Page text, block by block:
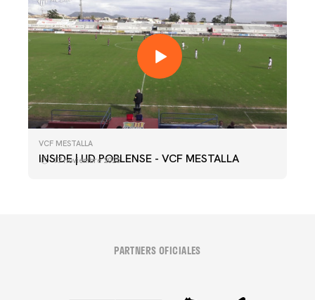
VCF MESTALLA
INSIDE | UD POBLENSE - VCF MESTALLA
17 noviembre 2025
PARTNERS OFICIALES